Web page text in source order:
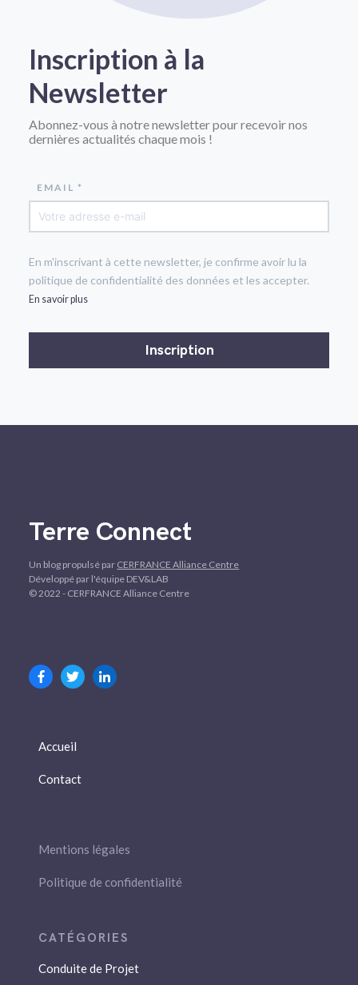
Inscription à la
Newsletter
Abonnez-vous à notre newsletter pour recevoir nos
dernières actualités chaque mois !
EMAIL *
En m'inscrivant à cette newsletter, je confirme avoir lu la
politique de confidentialité des données et les accepter.
En savoir plus
Terre Connect
Un blog propulsé par CERFRANCE Alliance Centre
Développé par l'équipe DEV&LAB
© 2022 - CERFRANCE Alliance Centre
Accueil
Contact
Mentions légales
Politique de confidentialité
Conduite de Projet